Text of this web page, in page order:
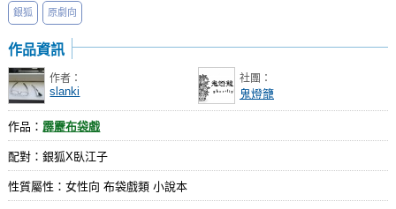
銀狐 原劇向
作品資訊
作者：
slanki
社團：
鬼燈籠
作品：霹靂布袋戲
配對：銀狐X臥江子
性質屬性：女性向 布袋戲類 小說本